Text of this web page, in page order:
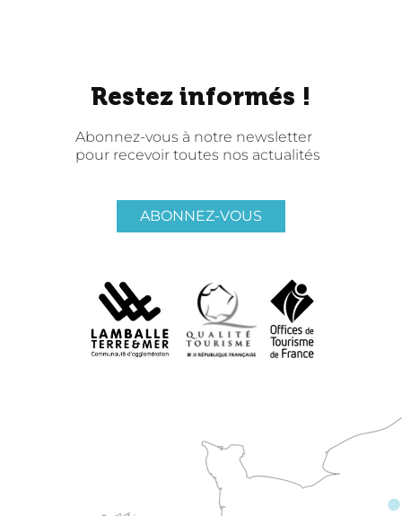
Restez informés !
Abonnez-vous à notre newsletter
pour recevoir toutes nos actualités
ABONNEZ-VOUS